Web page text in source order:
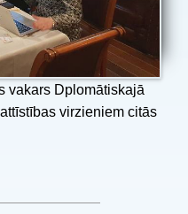
vakars Dplomātiskajā
virzieniem citās